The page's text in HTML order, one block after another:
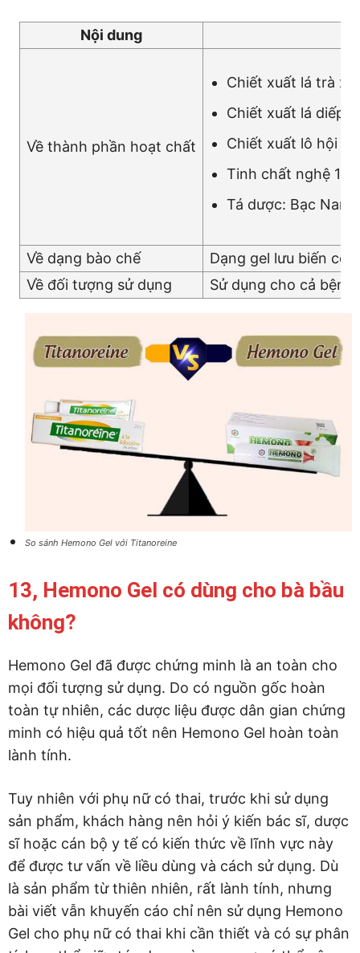
Nội dung
Về thành phần hoạt chất
Chiết xuất lá trà
Chiết xuất lá diếp
Chiết xuất lô hội
Tinh chất nghệ
Tá dược: Bạc
Về dạng bào chế
Dạng gel lưu biến có
Về đối tượng sử dụng
Sử dụng cho cả
So sánh Hemono Gel với Titanoreine
13, Hemono Gel có dùng cho bà bầu
không?
Hemono Gel đã được chứng minh là an toàn cho
mọi đối tượng sử dụng. Do có nguồn gốc hoàn
toàn tự nhiên, các dược liệu được dân gian chứng
minh có hiệu quả tốt nên Hemono Gel hoàn toàn
lành tính.
Tuy nhiên với phụ nữ có thai, trước khi sử dụng
sản phẩm, khách hàng nên hỏi ý kiến bác sĩ, dược
sĩ hoặc cán bộ y tế có kiến thức về lĩnh vực này
để được tư vấn về liều dùng và cách sử dụng. Dù
là sản phẩm từ thiên nhiên, rất lành tính, nhưng
bài viết vẫn khuyến cáo chỉ nên sử dụng Hemono
Gel cho phụ nữ có thai khi cần thiết và có sự phân